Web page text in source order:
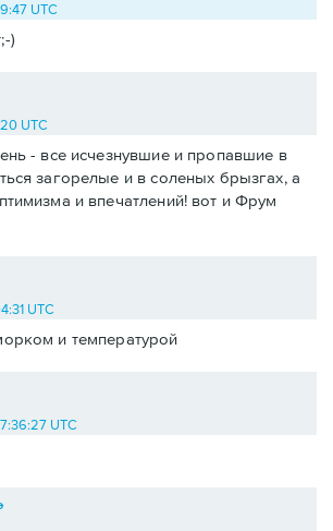
UTC
)
UTC
- все исчезнувшие и пропавшие в
загорелые и в соленых брызгах, а
и впечатлений! вот и Фрум
UTC
и температурой
UTC